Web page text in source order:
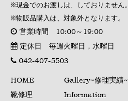
※現金でのお渡しは、しておりません。
※物販品購入は、対象外となります。
営業時間 10:00～19:00
定休日 毎週火曜日，水曜日
042-407-5503
HOME
靴修理
Gallery~修理実績~
Information